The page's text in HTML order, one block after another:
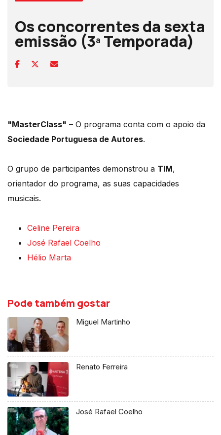
Os concorrentes da sexta
emissão (3ª Temporada)
"MasterClass" – O programa conta com o apoio da
Sociedade Portuguesa de Autores.
O grupo de participantes demonstrou a TIM,
orientador do programa, as suas capacidades
musicais.
Celine Pereira
José Rafael Coelho
Hélio Marta
Pode também gostar
Miguel Martinho
Renato Ferreira
José Rafael Coelho